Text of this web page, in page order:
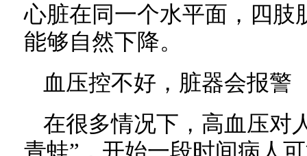
心脏在同一个水平面，四肢
能够自然下降。
血压控不好，脏器会报警
在很多情况下，高血压对